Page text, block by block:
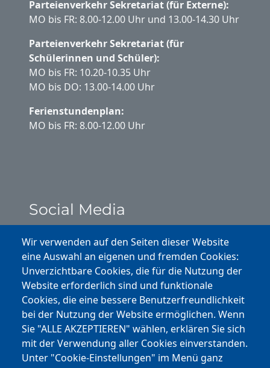
Wir verwenden auf den Seiten dieser Website
eine Auswahl an eigenen und fremden Cookies:
Unverzichtbare Cookies, die für die Nutzung der
Website erforderlich sind und funktionale
Cookies, die eine bessere Benutzerfreundlichkeit
bei der Nutzung der Website ermöglichen. Wenn
Sie "ALLE AKZEPTIEREN" wählen, erklären Sie sich
mit der Verwendung aller Cookies einverstanden.
Unter "Cookie-Einstellungen" im Menü ganz
Parteienverkehr Sekretariat (für Externe):
MO bis FR: 8.00-12.00 Uhr und 13.00-14.30 Uhr
Parteienverkehr Sekretariat (für
Schülerinnen und Schüler):
MO bis FR: 10.20-10.35 Uhr
MO bis DO: 13.00-14.00 Uhr
Ferienstundenplan:
MO bis FR: 8.00-12.00 Uhr
Social Media
Instagram
Facebook
Youtube
Andere Bereiche
transp. Verwaltung / Amm. Trasparente